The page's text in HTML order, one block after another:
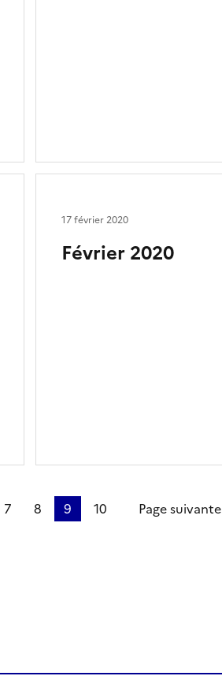
Février 2020
17 février 2020
7 8 9 10 Page suivante